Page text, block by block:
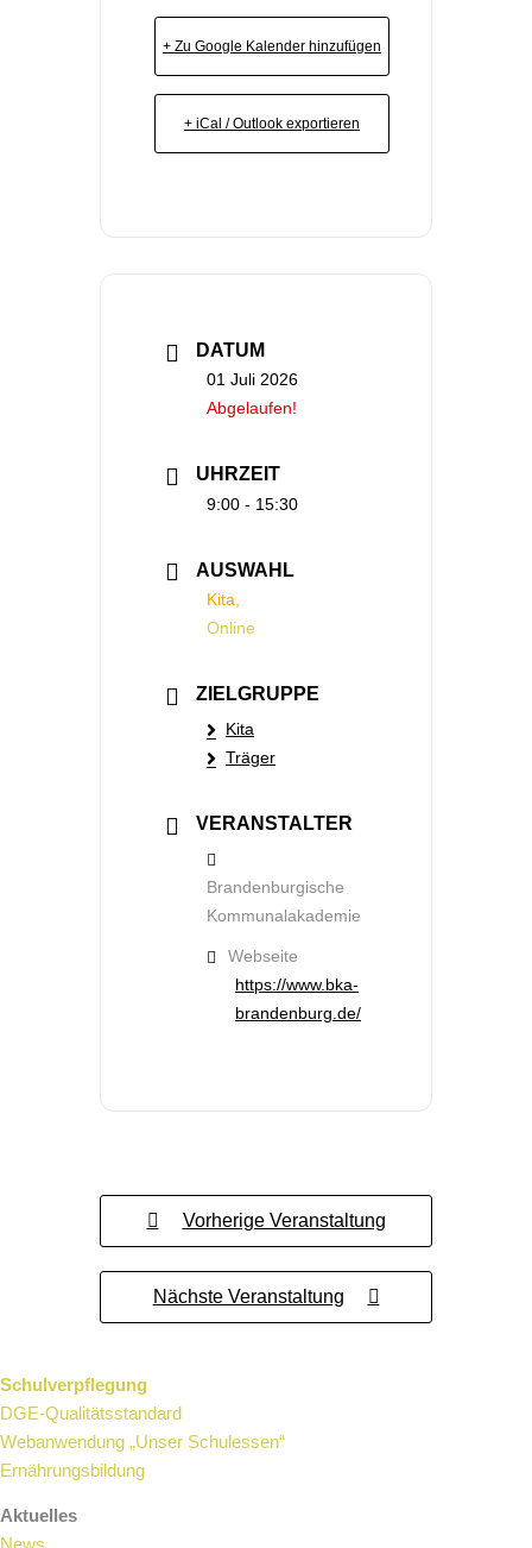
+ Zu Google Kalender hinzufügen
+ iCal / Outlook exportieren
DATUM
01 Juli 2026
Abgelaufen!
UHRZEIT
9:00 - 15:30
AUSWAHL
Kita,
Online
ZIELGRUPPE
Kita
Träger
VERANSTALTER
Brandenburgische
Kommunalakademie
Webseite
https://www.bka-
brandenburg.de/
Vorherige Veranstaltung
Nächste Veranstaltung
Schulverpflegung
DGE-Qualitätsstandard
Webanwendung „Unser Schulessen“
Ernährungsbildung
Aktuelles